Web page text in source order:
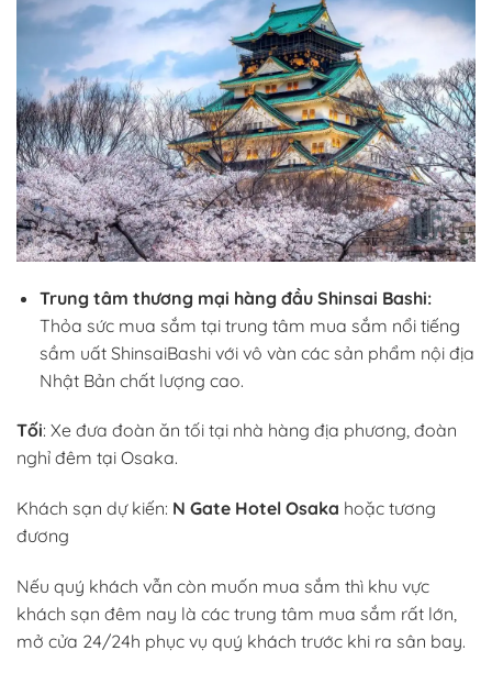
Trung tâm thương mại hàng đầu Shinsai Bashi:
Thỏa sức mua sắm tại trung tâm mua sắm nổi tiếng
sầm uất ShinsaiBashi với vô vàn các sản phẩm nội địa
Nhật Bản chất lượng cao.
Tối: Xe đưa đoàn ăn tối tại nhà hàng địa phương, đoàn
nghỉ đêm tại Osaka.
Khách sạn dự kiến: N Gate Hotel Osaka hoặc tương
đương
Nếu quý khách vẫn còn muốn mua sắm thì khu vực
khách sạn đêm nay là các trung tâm mua sắm rất lớn,
mở cửa 24/24h phục vụ quý khách trước khi ra sân bay.